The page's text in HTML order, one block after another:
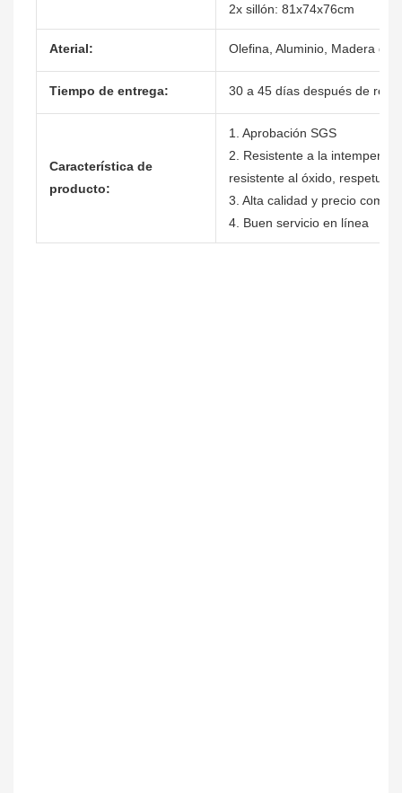
2x sillón: 81x74x76cm
Aterial: Olefina, Aluminio, Madera de
Tiempo de entrega: 30 a 45 días después de
Característica de
producto:
1. Aprobación SGS
2. Resistente a la intemperie,
resistente al óxido,
3. Alta calidad y precio
4. Buen servicio en línea